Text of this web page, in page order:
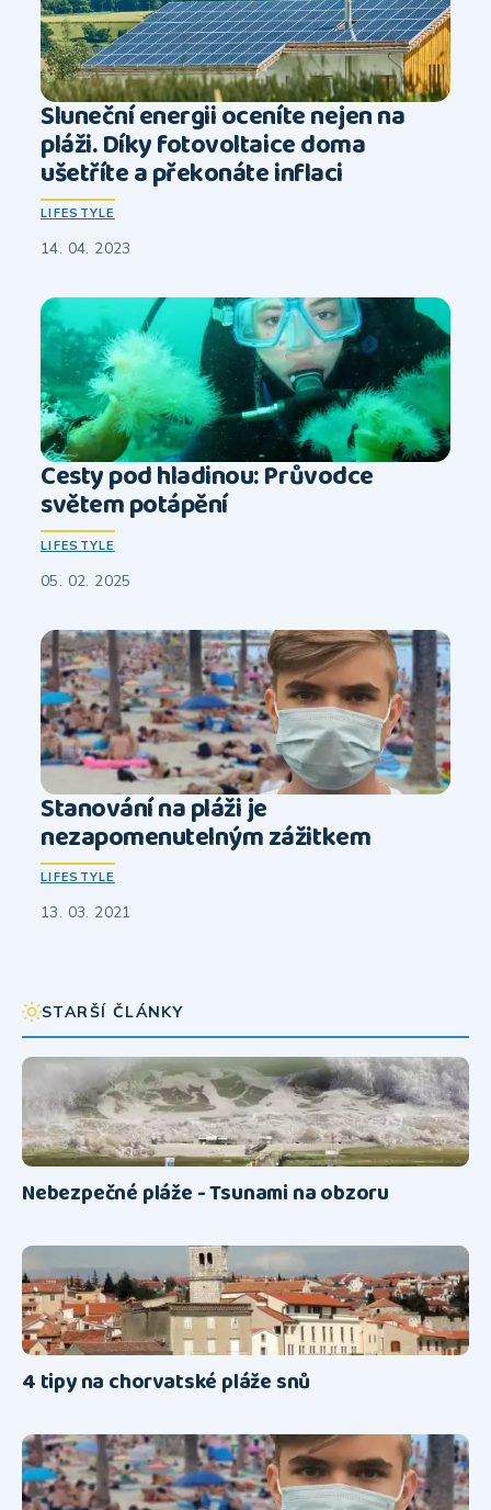
Sluneční energii oceníte nejen na
pláži. Díky fotovoltaice doma
ušetříte a překonáte inflaci
LIFESTYLE
14. 04. 2023
Cesty pod hladinou: Průvodce
světem potápění
LIFESTYLE
05. 02. 2025
Stanování na pláži je
nezapomenutelným zážitkem
LIFESTYLE
13. 03. 2021
STARŠÍ ČLÁNKY
Nebezpečné pláže - Tsunami na obzoru
4 tipy na chorvatské pláže snů